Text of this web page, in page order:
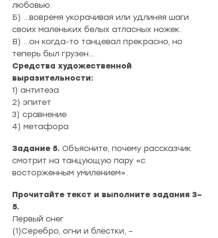
любовью.
Б) …вовремя укорачивая или удлиняя шаги
своих маленьких белых атласных ножек.
В) …он когда-то танцевал прекрасно, но
теперь был грузен…
Средства художественной
выразительности:
1) антитеза
2) эпитет
3) сравнение
4) метафора
Задание 5. Объясните, почему рассказчик
смотрит на танцующую пару «с
восторженным умилением».
Прочитайте текст и выполните задания 3–
5.
Первый снег
(1)Серебро, огни и блёстки, –